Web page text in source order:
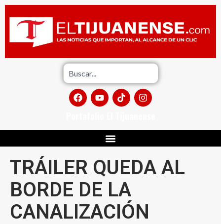
TRÁILER QUEDA AL
BORDE DE LA
CANALIZACIÓN